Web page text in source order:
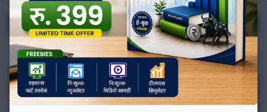
नेप्से
प्रमुख
समाचार
बजार